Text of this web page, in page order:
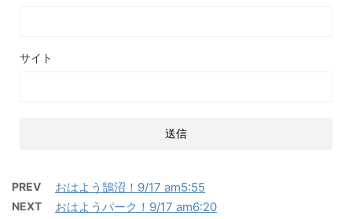
サイト
PREV おはよう鵠沼！9/17 am5:55
NEXT おはようパーク！9/17 am6:20